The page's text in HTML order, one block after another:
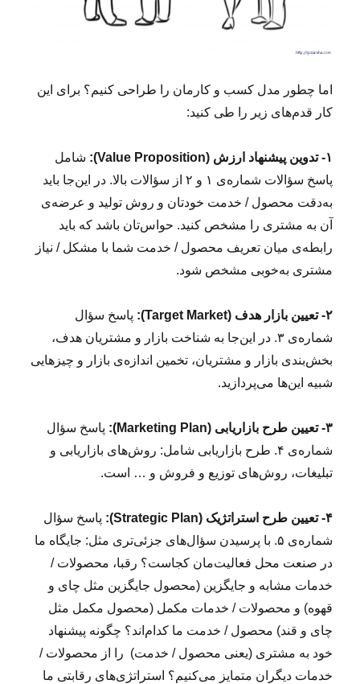
اما چطور مدل کسب و کارمان را طراحی کنیم؟ برای این
کار قدم‌های زیر را طی کنید:
۱- تدوین پیشنهاد ارزش (Value Proposition):
شامل
پاسخ سؤالات شماره‌ی ۱ و ۲ از سؤالات بالا. در این‌جا باید
به‌دقت محصول / خدمت خودتان و روش تولید و عرضه‌ی
آن به مشتری را مشخص کنید. حواس‌تان باشد که باید
رابطه‌ی میان تعریف محصول / خدمت شما با مشکل / نیاز
مشتری به‌خوبی مشخص شود.
۲- تعیین بازار هدف (Target Market):
پاسخ سؤال
شماره‌ی ۳. در این‌جا به شناخت بازار و مشتریان هدف،
بخش‌بندی بازار و مشتریان، تخمین اندازه‌ی بازار و چیزهایی
شبیه این‌ها می‌پردازید.
۳- تعیین طرح بازاریابی (Marketing Plan):
پاسخ سؤال
شماره‌ی ۴. طرح بازاریابی شامل: روش‌های بازاریابی و
تبلیغات، روش‌های توزیع و فروش و … است.
۴- تعیین طرح استراتژیک (Strategic Plan):
پاسخ سؤال
شماره‌ی ۵. با پرسیدن سؤال‌های جزئی‌تری مثل: جایگاه ما
در صنعت محل فعالیت‌مان کجاست؟ رقبا، محصولات /
خدمات مشابه و جایگزین (محصول جایگزین مثل چای و
قهوه) و محصولات / خدمات مکمل (محصول مکمل مثل
چای و قند) محصول / خدمت ما کدام‌اند؟ چگونه پیشنهاد
خود به مشتری (یعنی محصول / خدمت) را از محصولات /
خدمات دیگران متمایز می‌کنیم؟ استراتژی‌های رقابتی ما